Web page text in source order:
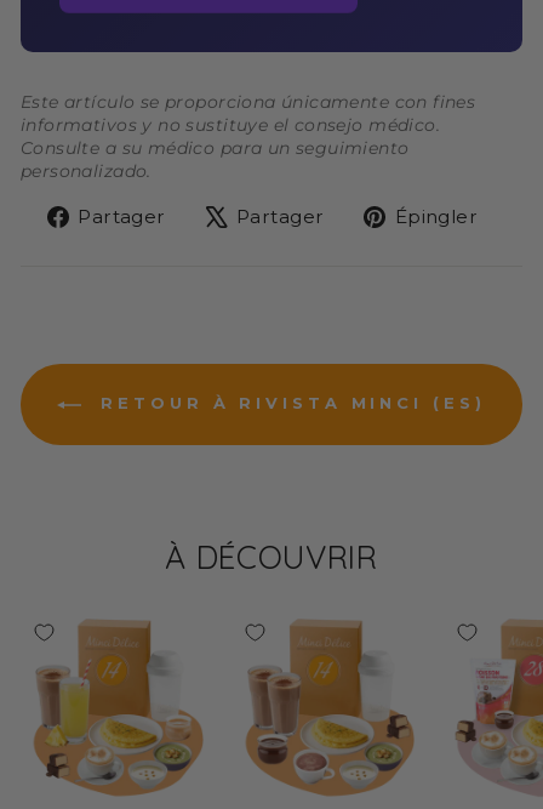
Este artículo se proporciona únicamente con fines
informativos y no sustituye el consejo médico.
Consulte a su médico para un seguimiento
personalizado.
Partager
PartagerPartager
TweeterÉpingler
RETOUR À RIVISTA MINCI (ES)
À DÉCOUVRIR